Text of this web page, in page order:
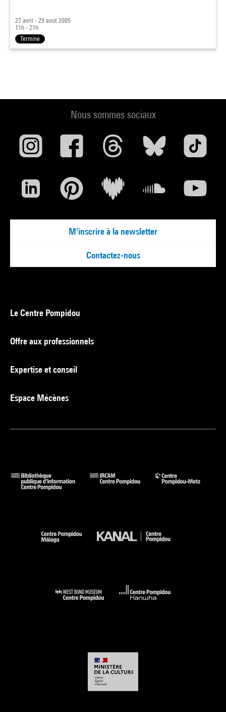
27 avril - 29 août 2005
11h - 21h
Terminé
Nous sommes sociaux
M'inscrire à la newsletter
Contactez-nous
Le Centre Pompidou
Offre aux professionnels
Expertise et conseil
Espace Mécènes